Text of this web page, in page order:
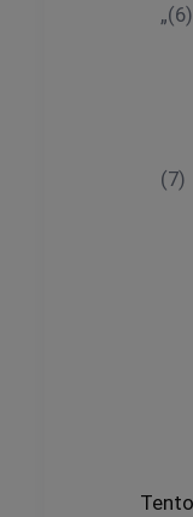
„(6)
(7)